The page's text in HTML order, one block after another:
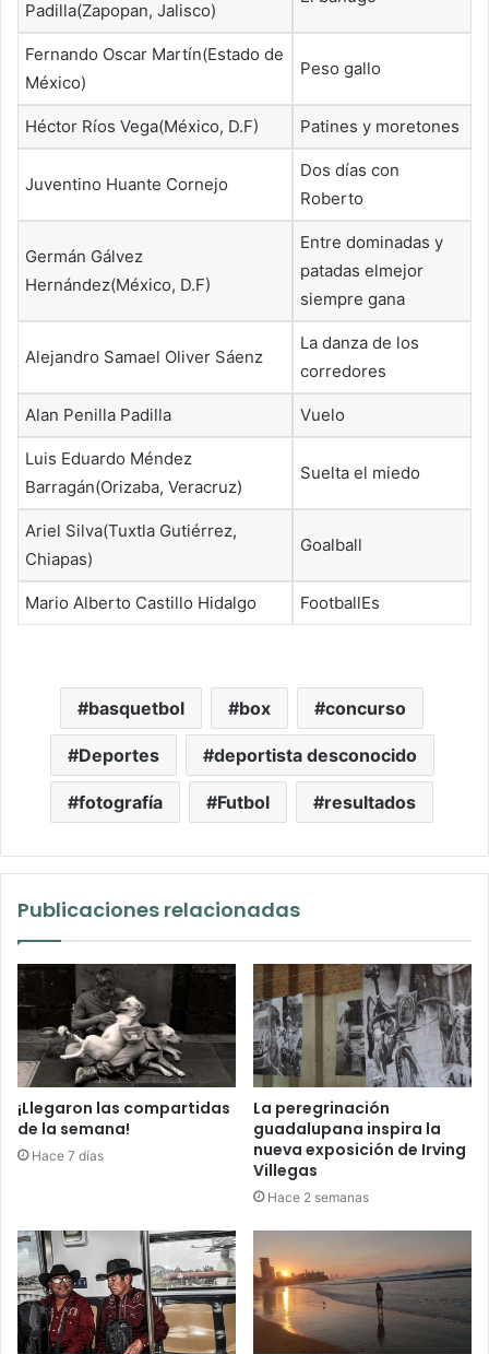
Padilla(Zapopan, Jalisco)
Fernando Oscar Martín(Estado de
México)
Peso gallo
Héctor Ríos Vega(México, D.F) Patines y moretones
Juventino Huante Cornejo
Dos días con
Roberto
Germán Gálvez
Hernández(México, D.F)
Entre dominadas y
patadas elmejor
siempre gana
Alejandro Samael Oliver Sáenz
La danza de los
corredores
Alan Penilla Padilla Vuelo
Luis Eduardo Méndez
Barragán(Orizaba, Veracruz)
Suelta el miedo
Ariel Silva(Tuxtla Gutiérrez,
Chiapas)
Goalball
Mario Alberto Castillo Hidalgo FootballEs
basquetbol box concurso
Deportes deportista desconocido
fotografía Futbol resultados
Publicaciones relacionadas
¡Llegaron las compartidas
de la semana!
Hace 7 días
La peregrinación
guadalupana inspira la
nueva exposición de Irving
Villegas
Hace 2 semanas